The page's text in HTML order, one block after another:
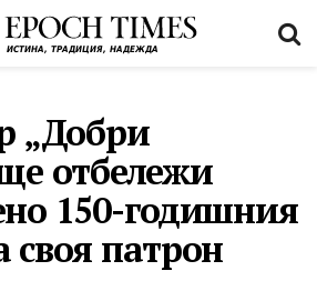
„Добри
отбележи
150-годишния
патрон